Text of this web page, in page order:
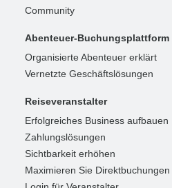
Community
Abenteuer-Buchungsplattform
Organisierte Abenteuer erklärt
Vernetzte Geschäftslösungen
Reiseveranstalter
Erfolgreiches Business aufbauen
Zahlungslösungen
Sichtbarkeit erhöhen
Maximieren Sie Direktbuchungen